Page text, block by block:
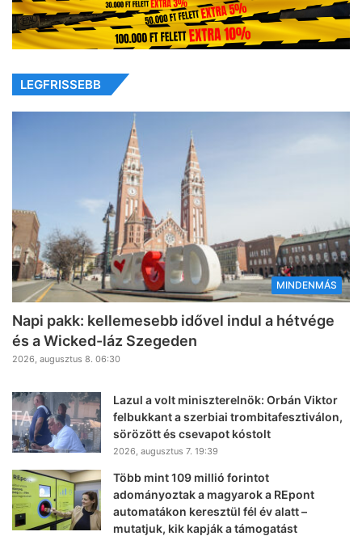
LEGFRISSEBB
MINDENMÁS
Napi pakk: kellemesebb idővel indul a hétvége
és a Wicked-láz Szegeden
2026, augusztus 8. 06:30
Lazul a volt miniszterelnök: Orbán Viktor
felbukkant a szerbiai trombitafesztiválon,
sörözött és csevapot kóstolt
2026, augusztus 7. 19:39
Több mint 109 millió forintot
adományoztak a magyarok a REpont
automatákon keresztül fél év alatt –
mutatjuk, kik kapják a támogatást